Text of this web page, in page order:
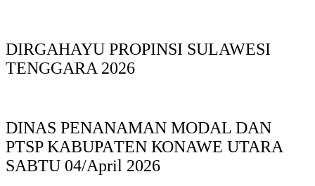
DIRGAHAYU PROPINSI SULAWESI
TENGGARA 2026
DINAS PΕΝΑΝΑΜAN MODAL DAN
PTSP KABUPAΤΕΝ ΚΟNAWE UTARA
SABTU 04/April 2026